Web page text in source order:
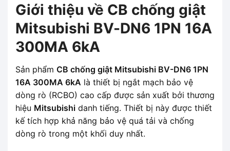
Giới thiệu về CB chống giật
Mitsubishi BV-DN6 1PN 16A
300MA 6kA
Sản phẩm CB chống giật Mitsubishi BV-DN6 1PN
16A 300MA 6kA là thiết bị ngắt mạch bảo vệ
dòng rò (RCBO) cao cấp được sản xuất bởi thương
hiệu Mitsubishi danh tiếng. Thiết bị này được thiết
kế tích hợp khả năng bảo vệ quá tải và chống
dòng rò trong một khối duy nhất.